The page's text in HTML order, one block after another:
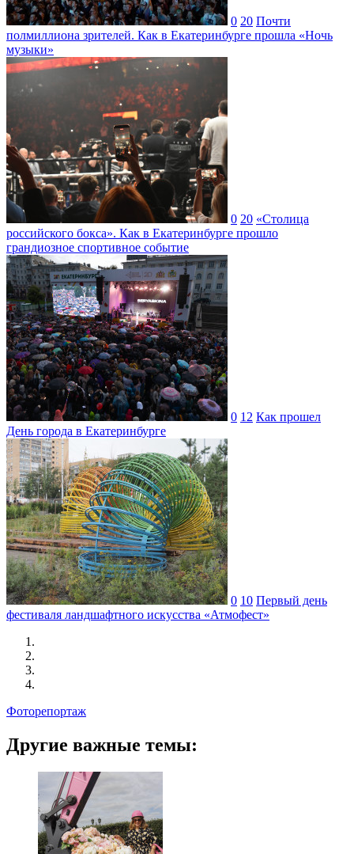
0 20 Почти
полмиллиона зрителей. Как в Екатеринбурге прошла «Ночь
музыки»
0 20 «Столица
российского бокса». Как в Екатеринбурге прошло
грандиозное спортивное событие
0 12 Как прошел
День города в Екатеринбурге
0 10 Первый день
фестиваля ландшафтного искусства «Атмофест»
Фоторепортаж
Другие важные темы: